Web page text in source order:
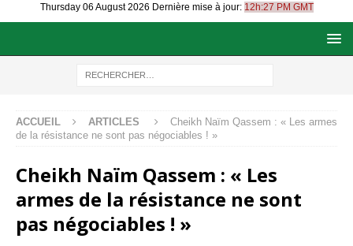
Thursday 06 August 2026 Dernière mise à jour: 12h:27 PM GMT
ACCUEIL ARTICLES
Cheikh Naïm Qassem : « Les armes
de la résistance ne sont pas négociables ! »
Cheikh Naïm Qassem : « Les
armes de la résistance ne sont
pas négociables ! »